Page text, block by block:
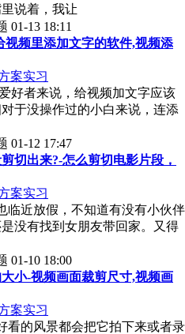
说着，我让
01-13 18:11
视频里添加文字的软件,视频添
案实习
者来说，给视频加文字应该
于没操作过的小白来说，连添
01-12 17:47
切出来?-怎么剪切电影片段，
案实习
近放假，不知道有没有小伙伴
没有找到女朋友带回家。又得
01-10 18:00
小-视频画面裁剪尺寸,视频画
案实习
的风景都会把它拍下来或者录